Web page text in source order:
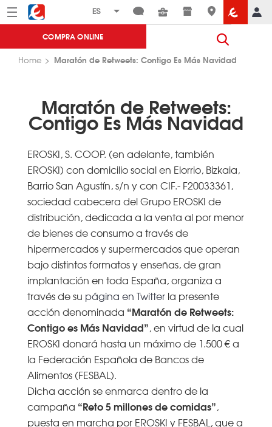
Menú Eroski
COMPRA ONLINE
Home Maratón de Retweets: Contigo Es Más Navidad
Maratón de Retweets:
Contigo Es Más Navidad
EROSKI, S. COOP. (en adelante, también
EROSKI) con domicilio social en Elorrio, Bizkaia,
Barrio San Agustín, s/n y con CIF.- F20033361,
sociedad cabecera del Grupo EROSKI de
distribución, dedicada a la venta al por menor
de bienes de consumo a través de
hipermercados y supermercados que operan
bajo distintos formatos y enseñas, de gran
implantación en toda España, organiza a
través de su página en Twitterla presente
acción denominada “Maratón de Retweets:
Contigo es Más Navidad”, en virtud de la cual
EROSKI donará hasta un máximo de 1.500 € a
la Federación Española de Bancos de
Alimentos (FESBAL).
Dicha acción se enmarca dentro de la
campaña “Reto 5 millones de comidas”,
puesta en marcha por EROSKI y FESBAL, que a